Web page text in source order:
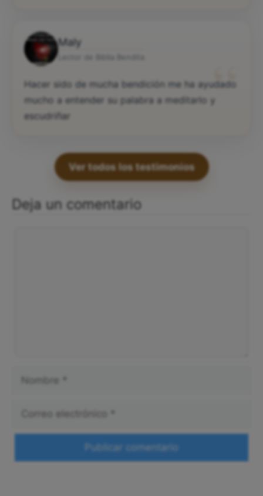
Maly
“
Hacer sido de mucha bendición me ha ayudado
mucho a entender su palabra a meditarlo y
escudriñar
Ver todos los testimonios
Deja un comentario